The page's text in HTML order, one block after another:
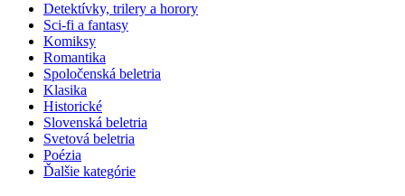
Detektívky, trilery a horory
Sci-fi a fantasy
Komiksy
Romantika
Spoločenská beletria
Klasika
Historické
Slovenská beletria
Svetová beletria
Poézia
Ďalšie kategórie